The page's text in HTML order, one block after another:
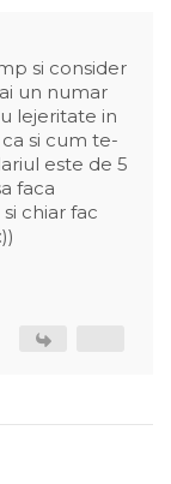
si consider
un numar
lejeritate in
si cum te-
este de 5
faca
chiar fac